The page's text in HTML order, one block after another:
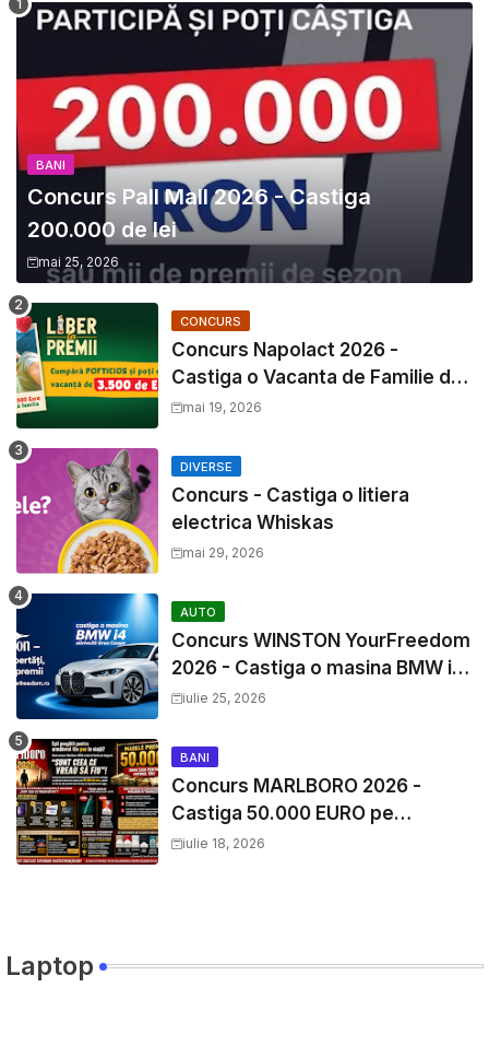
BANI
Concurs Pall Mall 2026 - Castiga
200.000 de lei
mai 25, 2026
CONCURS
Concurs Napolact 2026 -
Castiga o Vacanta de Familie de
3500 Euro
mai 19, 2026
DIVERSE
Concurs - Castiga o litiera
electrica Whiskas
mai 29, 2026
AUTO
Concurs WINSTON YourFreedom
2026 - Castiga o masina BMW i4
si mii de premii cash
iulie 25, 2026
BANI
Concurs MARLBORO 2026 -
Castiga 50.000 EURO pe
YourDecision.ro
iulie 18, 2026
Laptop